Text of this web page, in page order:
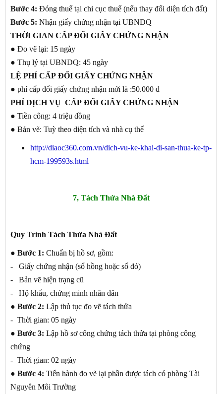
Bước 4: Đóng thuế tại chi cục thuế (nếu thay đổi diện tích đất)
Bước 5: Nhận giấy chứng nhận tại UBNDQ
THỜI GIAN CẤP ĐỔI GIẤY CHỨNG NHẬN
● Đo vẽ lại: 15 ngày
● Thụ lý tại UBNDQ: 45 ngày
LỆ PHÍ CẤP ĐỔI GIẤY CHỨNG NHẬN
● phí cấp đổi giấy chứng nhận mới là :50.000 đ
PHÍ DỊCH VỤ CẤP ĐỔI GIẤY CHỨNG NHẬN
● Tiền công: 4 triệu đồng
● Bản vẽ: Tuỳ theo diện tích và nhà cụ thể
http://diaoc360.com.vn/dich-vu-ke-khai-di-san-thua-ke-tp-
hcm-199593s.html
7, Tách Thửa Nhà Đất
Quy Trình Tách Thửa Nhà Đất
● Bước 1: Chuẩn bị hồ sơ, gồm:
- Giấy chứng nhận (sổ hồng hoặc sổ đỏ)
- Bản vẽ hiện trạng cũ
- Hộ khẩu, chứng minh nhân dân
● Bước 2: Lập thủ tục đo vẽ tách thửa
- Thời gian: 05 ngày
● Bước 3: Lập hồ sơ công chứng tách thửa tại phòng công
chứng
- Thời gian: 02 ngày
● Bước 4: Tiến hành đo vẽ lại phần được tách có phòng Tài
Nguyên Môi Trường